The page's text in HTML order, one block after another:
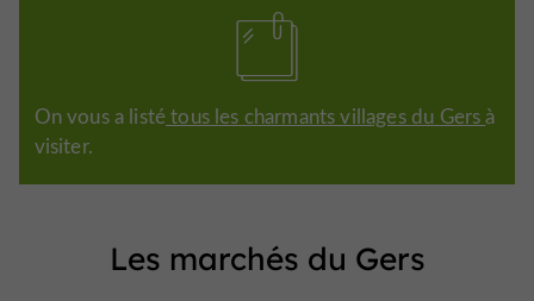
On vous a listétous les charmants villages du Gersà
visiter.
Les marchés du Gers